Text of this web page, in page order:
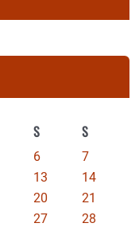
S S
6
7
13
14
20
21
27
28